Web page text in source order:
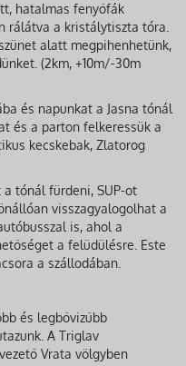
hatalmas fenyőfák
rálátva a kristálytiszta tóra.
alatt megpihenhetünk,
(2km, +10m/-30m
és napunkat a Jasna tónál
és a parton felkeressük a
kecskebak, Zlatorog
tónál fürdeni, SUP-ot
visszagyalogolhat a
is, ahol a
a felüdülésre. Este
a szállodában.
és legbővizűbb
A Triglav
Vrata völgyben